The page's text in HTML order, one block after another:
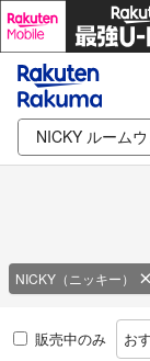
NICKY（ニッキー）
販売中のみ お